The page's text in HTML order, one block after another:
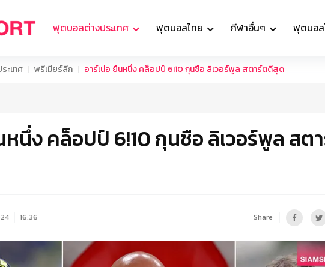
ฟุตบอลต่างประเทศ ฟุตบอลไทย กีฬาอื่นๆ ฟุตบอล
ะเทศ พรีเมียร์ลีก อาร์เน่อ ยืนหนึ่ง คล็อปป์ 6!10 กุนซือ ลิเวอร์พูล สตาร์ตดีสุด
หนึ่ง คล็อปป์ 6!10 กุนซือ ลิเวอร์พูล สต
16:36 Share